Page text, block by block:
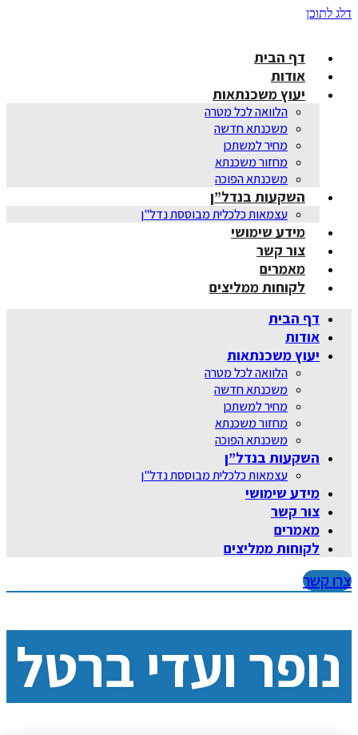
דלג לתוכן
דף הבית
אודות
יעוץ משכנתאות
הלוואה לכל מטרה
משכנתא חדשה
מחיר למשתכן
מחזור משכנתא
משכנתא הפוכה
השקעות בנדל”ן
עצמאות כלכלית מבוססת נדל"ן
מידע שימושי
צור קשר
מאמרים
לקוחות ממליצים
דף הבית
אודות
יעוץ משכנתאות
הלוואה לכל מטרה
משכנתא חדשה
מחיר למשתכן
מחזור משכנתא
משכנתא הפוכה
השקעות בנדל”ן
עצמאות כלכלית מבוססת נדל"ן
מידע שימושי
צור קשר
מאמרים
לקוחות ממליצים
צרו קשר
נופר ועדי ברטל